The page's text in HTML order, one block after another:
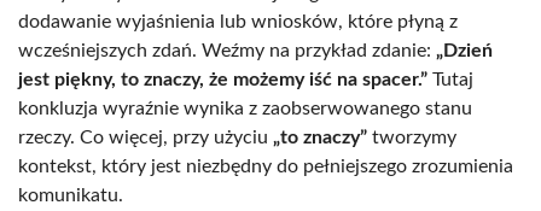
dodawanie wyjaśnienia lub wniosków, które płyną z
wcześniejszych zdań. Weźmy na przykład zdanie: „Dzień
jest piękny, to znaczy, że możemy iść na spacer.” Tutaj
konkluzja wyraźnie wynika z zaobserwowanego stanu
rzeczy. Co więcej, przy użyciu „to znaczy” tworzymy
kontekst, który jest niezbędny do pełniejszego zrozumienia
komunikatu.